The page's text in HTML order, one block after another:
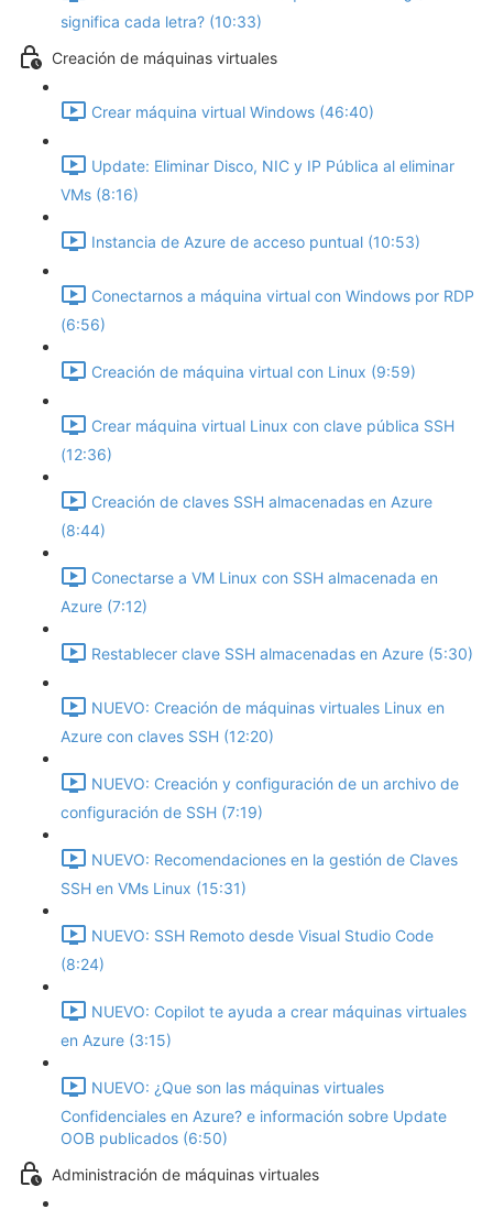
significa cada letra? (10:33)
Creación de máquinas virtuales
Crear máquina virtual Windows (46:40)
Update: Eliminar Disco, NIC y IP Pública al eliminar
VMs (8:16)
Instancia de Azure de acceso puntual (10:53)
Conectarnos a máquina virtual con Windows por RDP
(6:56)
Creación de máquina virtual con Linux (9:59)
Crear máquina virtual Linux con clave pública SSH
(12:36)
Creación de claves SSH almacenadas en Azure
(8:44)
Conectarse a VM Linux con SSH almacenada en
Azure (7:12)
Restablecer clave SSH almacenadas en Azure (5:30)
NUEVO: Creación de máquinas virtuales Linux en
Azure con claves SSH (12:20)
NUEVO: Creación y configuración de un archivo de
configuración de SSH (7:19)
NUEVO: Recomendaciones en la gestión de Claves
SSH en VMs Linux (15:31)
NUEVO: SSH Remoto desde Visual Studio Code
(8:24)
NUEVO: Copilot te ayuda a crear máquinas virtuales
en Azure (3:15)
NUEVO: ¿Que son las máquinas virtuales
Confidenciales en Azure? e información sobre Update
OOB publicados (6:50)
Administración de máquinas virtuales